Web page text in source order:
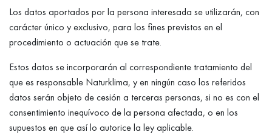
Los datos aportados por la persona interesada se utilizarán, con
carácter único y exclusivo, para los fines previstos en el
procedimiento o actuación que se trate.
Estos datos se incorporarán al correspondiente tratamiento del
que es responsable Naturklima, y en ningún caso los referidos
datos serán objeto de cesión a terceras personas, si no es con el
consentimiento inequívoco de la persona afectada, o en los
supuestos en que así lo autorice la ley aplicable.